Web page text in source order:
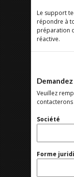
Le support
répondre à
préparation
réactive.
Veuillez
Société
Forme